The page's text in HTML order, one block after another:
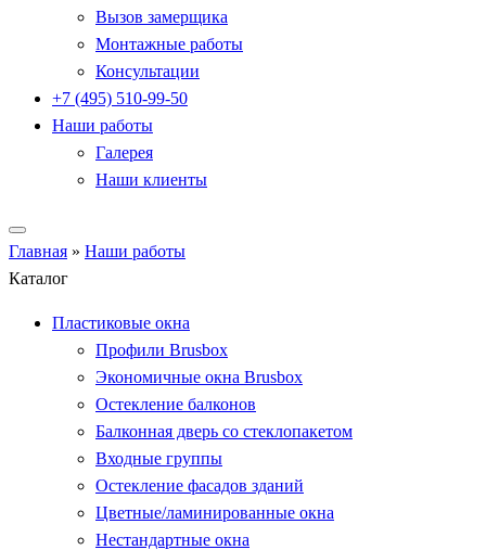
Вызов замерщика
Монтажные работы
Консультации
+7 (495) 510-99-50
Наши работы
Галерея
Наши клиенты
Главная » Наши работы
Каталог
Пластиковые окна
Профили Brusbox
Экономичные окна Brusbox
Остекление балконов
Балконная дверь со стеклопакетом
Входные группы
Остекление фасадов зданий
Цветные/ламинированные окна
Нестандартные окна